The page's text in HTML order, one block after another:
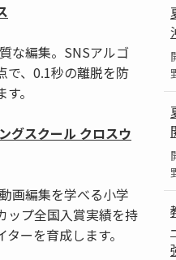
な編集。SNSアルゴ
で、0.1秒の離脱を防
。
グスクール クロスウ
画編集を学べる小学
ップ全国入賞実績を持
ーを育成します。